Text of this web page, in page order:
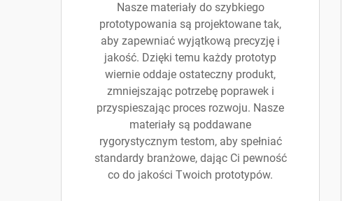
Nasze materiały do szybkiego
prototypowania są projektowane tak,
aby zapewniać wyjątkową precyzję i
jakość. Dzięki temu każdy prototyp
wiernie oddaje ostateczny produkt,
zmniejszając potrzebę poprawek i
przyspieszając proces rozwoju. Nasze
materiały są poddawane
rygorystycznym testom, aby spełniać
standardy branżowe, dając Ci pewność
co do jakości Twoich prototypów.